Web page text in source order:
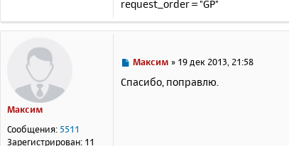
request_order = "GP"
Максим
Сообщения: 5511
Зарегистрирован: 11
С
о
Максим » 19 дек 2013, 21:58
Спасибо, поправлю.